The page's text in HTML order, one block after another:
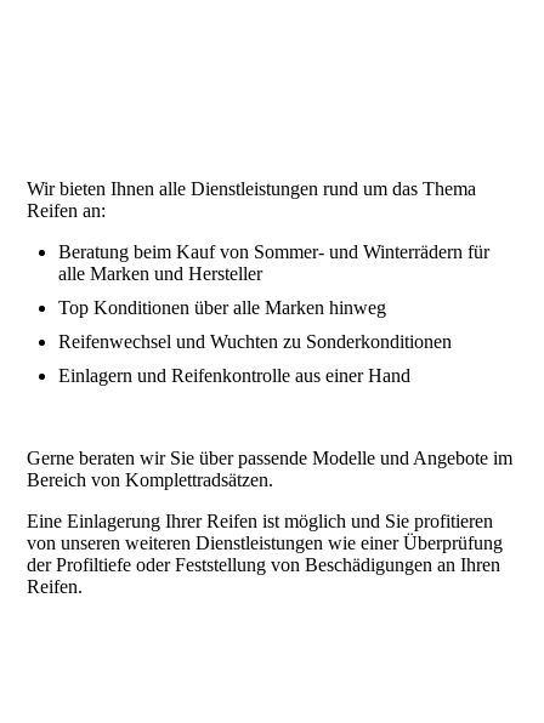
Wir bieten Ihnen alle Dienstleistungen rund um das Thema
Reifen an:
Beratung beim Kauf von Sommer- und Winterrädern für
alle Marken und Hersteller
Top Konditionen über alle Marken hinweg
Reifenwechsel und Wuchten zu Sonderkonditionen
Einlagern und Reifenkontrolle aus einer Hand
Gerne beraten wir Sie über passende Modelle und Angebote im
Bereich von Komplettradsätzen.
Eine Einlagerung Ihrer Reifen ist möglich und Sie profitieren
von unseren weiteren Dienstleistungen wie einer Überprüfung
der Profiltiefe oder Feststellung von Beschädigungen an Ihren
Reifen.